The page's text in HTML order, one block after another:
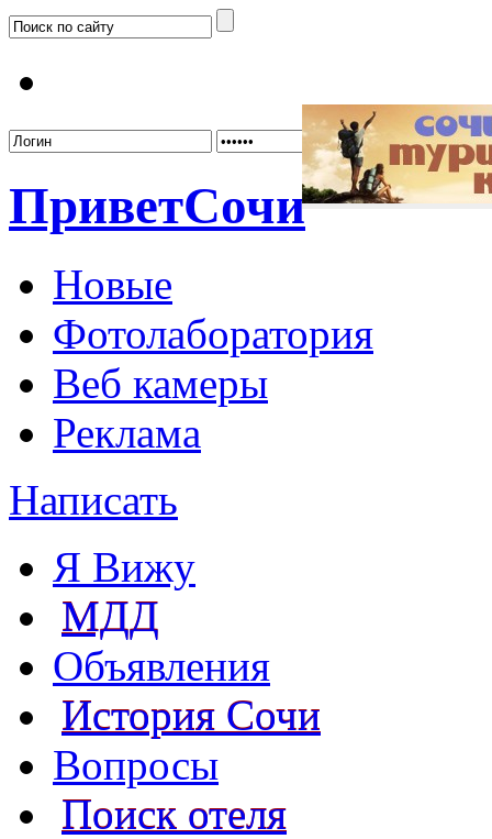
ПриветСочи
Новые
Фотолаборатория
Веб камеры
Реклама
Написать
Я Вижу
МДД
Объявления
История Сочи
Вопросы
Поиск отеля